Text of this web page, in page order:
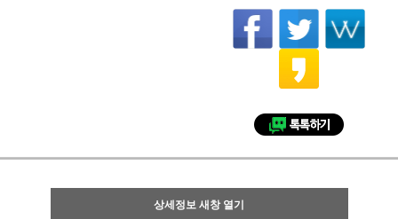
상세정보 새창 열기